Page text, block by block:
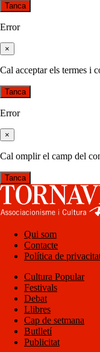
Tanca
Error
×
Cal acceptar els termes i
Tanca
Error
×
Cal omplir el camp del
Tanca
Qui som
Contacte
Política de
Cultura Popular
Festivals
Debat
Llibres
Cap de setmana
Butlletí
Publicitat